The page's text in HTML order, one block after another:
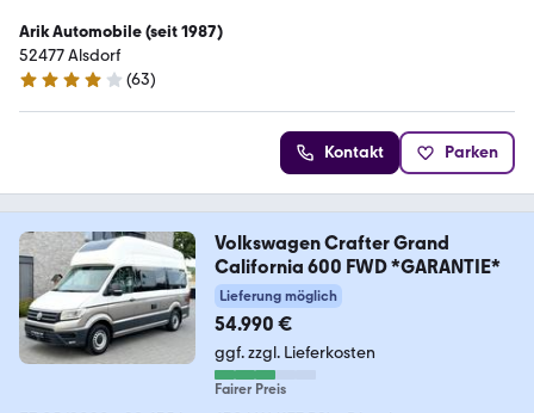
Arik Automobile (seit 1987)
52477 Alsdorf
3.9 Sterne
(63)
Kontakt Parken
Volkswagen Crafter Grand
California 600 FWD *GARANTIE*
Lieferung möglich
54.990 €
ggf. zzgl. Lieferkosten
Fairer Preis